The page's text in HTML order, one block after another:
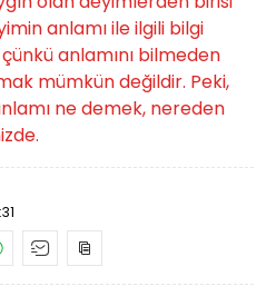
anlamı ile ilgili bilgi
anlamını bilmeden
mümkün değildir. Peki,
ne demek, nereden